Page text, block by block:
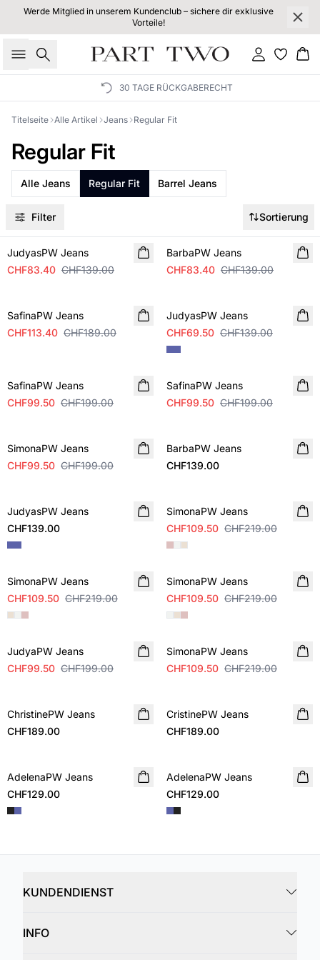
Werde Mitglied in unserem Kundenclub – sichere dir exklusive
Vorteile!
Suche Einloggen
30 TAGE RÜCKGABERECHT
Titelseite Alle Artikel Jeans Regular Fit
Regular Fit
Alle Jeans Regular Fit Barrel Jeans
Filter Sortierung
SALE
JudyasPW Jeans
CHF83.40 CHF139.00
BarbaPW Jeans
CHF83.40 CHF139.00
SafinaPW Jeans
CHF113.40 CHF189.00
JudyasPW Jeans
CHF69.50 CHF139.00
SafinaPW Jeans
CHF99.50 CHF199.00
SALE
SafinaPW Jeans
CHF99.50 CHF199.00
SimonaPW Jeans
CHF99.50 CHF199.00
BarbaPW Jeans
CHF139.00
JudyasPW Jeans
CHF139.00
SimonaPW Jeans
CHF109.50 CHF219.00
SALE
SimonaPW Jeans
CHF109.50 CHF219.00
SALE
SimonaPW Jeans
CHF109.50 CHF219.00
SALE
JudyaPW Jeans
CHF99.50 CHF199.00
SALE
SimonaPW Jeans
CHF109.50 CHF219.00
NEUHEIT
ChristinePW Jeans
CHF189.00
NEUHEIT
CristinePW Jeans
CHF189.00
NEUHEIT
AdelenaPW Jeans
CHF129.00
NEUHEIT
AdelenaPW Jeans
CHF129.00
KUNDENDIENST
INFO